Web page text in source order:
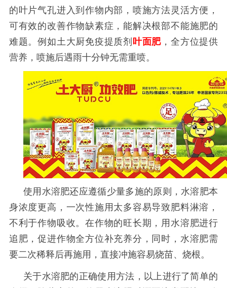
的叶片气孔进入到作物内部，喷施方法灵活方便，
可有效的改善作物缺素症，能解决根部不能施肥的
难题。例如土大厨免疫提质剂 叶面肥 ，全方位提供
营养，喷施后遇雨十分钟无需重喷。
使用水溶肥还应遵循少量多施的原则，水溶肥本
身浓度更高，一次性施用太多容易导致肥料淋溶，
不利于作物吸收。在作物的旺长期，用水溶肥进行
追肥，促进作物全方位补充养分，同时，水溶肥需
要二次稀释后再施用，直接冲施容易烧苗、烧根。
关于水溶肥的正确使用方法，以上进行了简单的